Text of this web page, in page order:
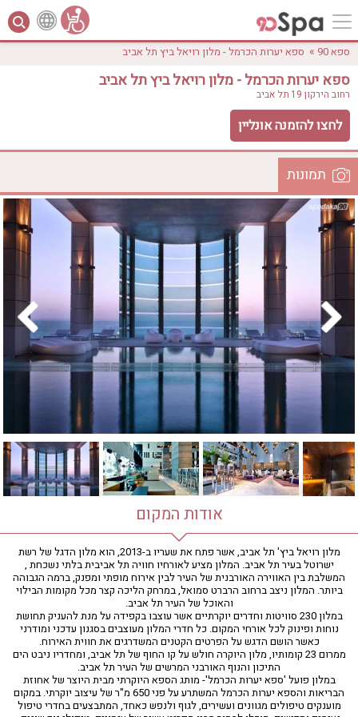
לפי אבזורים
אירוודה
ארוחה
בריכה מחוממת
בריכה חיצונית
ג'קוזי
ג'קוזי פרטי
חדר כושר
חמאם טורקי
טיפול במים
טיפול קלאסי
טיפולי קוסמטיקה
סאונה רטובה
סאונה יבשה
עיסוי תאילנדי
שיאצו
טווח מחירים ₪0 - ₪3000
ספא 90 » ספא יערות הכרמל - מלון רויאל ביץ תל אביב
ספא יערות הכרמל - מלון רויאל ביץ תל אביב
רחוב הירקון 19 תל אביב
לחצו להזמנה אונליין
תמונות
המקום
אודות המקום
מלון רויאל ביץ' תל אביב, אשר פתח את שעריו ב-2013, הוא מלון הדגל של רשת
ישרוטל בעיר תל אביב. המלון מציע לאורחיו חוויה תל אביבית בלתי נשכחת ,
המשלבת בין האווירה האורבנית של העיר לבין אירוח מופתי ומפנק, ברמה הגבוהה
ביותר. המלון ניצב ברחוב הרברט סמואל, במרחק הליכה קצר מכל מקומות הבילוי
והאוכל של העיר תל אביב.
במלון 230 סוויטות וחדרים יוקרתיים אשר עוצבו בקפידה על מנת להעניק תחושת
נוחות ופינוק לכל אורחי המקום. כל חדרי המלון מעוצבים בסגנון עדכני ומודרני
כאשר הושם הדגש על הפרטים הקטנים המשדרגים את חווית האירוח.
ממרום 23 קומותיו, מלון היוקרה חולש על קו החוף של תל אביב, ומחדריו ניבט הים
התיכון והנוף האורבני המרשים של העיר תל אביב.
במלון פועל 'ספא יערות הכרמל'- מותג הספא היוקרתי מבית היוצר של אחוזת
הבריאות והספא יערות הכרמל המשתרע על פני 650 מ"ר של עיצוב יוקרתי. במקום
מוענקים טיפולים מגוונים ועשירים, לגוף ולנפש כאחד, המתבצעים בחדרי טיפול